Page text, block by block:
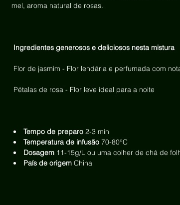
mel, aroma natural de rosas.
Ingredientes generosos e deliciosos nesta mistura
Flor de jasmim - Flor lendária e perfumada com
Pétalas de rosa - Flor leve ideal para a noite
Tempo de preparo 2-3 min
Temperatura de infusão 70-80°C
Dosagem 11-15g/L ou uma colher de chá de
País de origem China